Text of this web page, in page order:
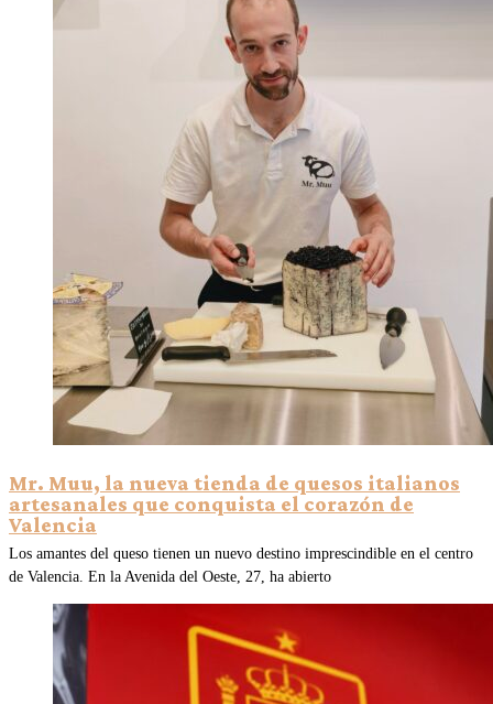
Mr. Muu, la nueva tienda de quesos italianos
artesanales que conquista el corazón de
Valencia
Los amantes del queso tienen un nuevo destino imprescindible en el centro
de Valencia. En la Avenida del Oeste, 27, ha abierto